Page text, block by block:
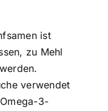
ist
zu Mehl
verwendet
3-